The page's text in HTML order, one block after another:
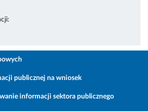
publicznej na wniosek
informacji sektora publicznego